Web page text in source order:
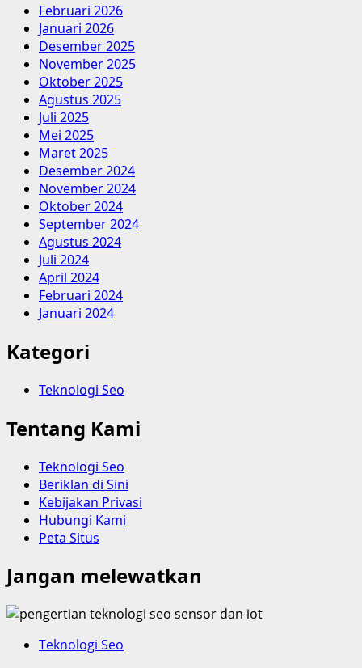
Februari 2026
Januari 2026
Desember 2025
November 2025
Oktober 2025
Agustus 2025
Juli 2025
Mei 2025
Maret 2025
Desember 2024
November 2024
Oktober 2024
September 2024
Agustus 2024
Juli 2024
April 2024
Februari 2024
Januari 2024
Kategori
Teknologi Seo
Tentang Kami
Teknologi Seo
Beriklan di Sini
Kebijakan Privasi
Hubungi Kami
Peta Situs
Jangan melewatkan
Teknologi Seo